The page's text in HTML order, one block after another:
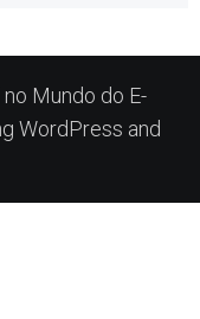
Mundo do E-
WordPress and